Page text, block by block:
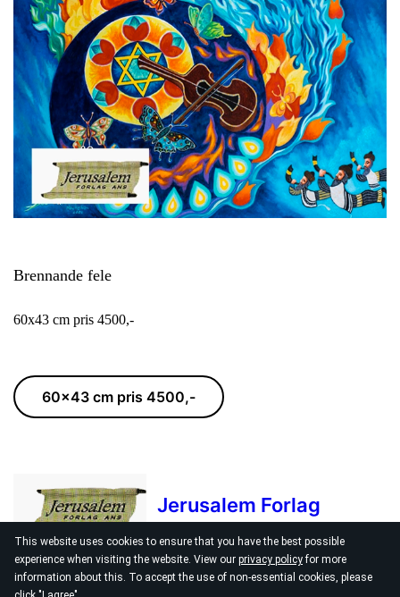
This website uses cookies to ensure that you have the best possible
experience when visiting the website. View our privacy policyfor more
information about this. To accept the use of non-essential cookies, please
Brennande fele
60x43 cm pris 4500,-
60x43 cm pris 4500,-
Jerusalem Forlag
jerusalemf@online.no